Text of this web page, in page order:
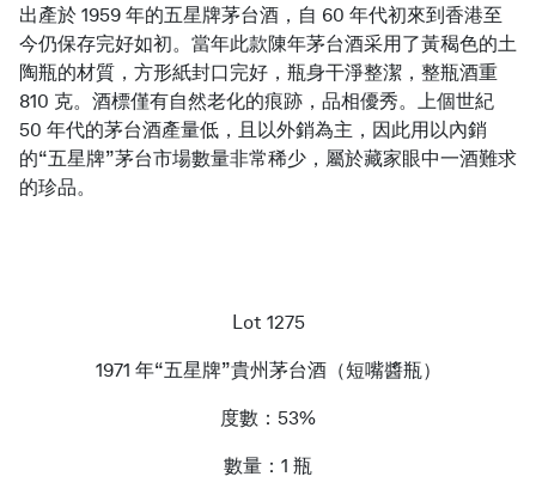
出產於 1959 年的五星牌茅台酒，自 60 年代初來到香港至
今仍保存完好如初。當年此款陳年茅台酒采用了黃䅥色的土
陶瓶的材質，方形紙封口完好，瓶身干淨整潔，整瓶酒重
810 克。酒標僅有自然老化的痕跡，品相優秀。上個世紀
50 年代的茅台酒產量低，且以外銷為主，因此用以內銷
的“五星牌”茅台市場數量非常稀少，屬於藏家眼中一酒難求
的珍品。
Lot 1275
1971 年“五星牌”貴州茅台酒（短嘴醬瓶）
度數：53%
數量：1 瓶